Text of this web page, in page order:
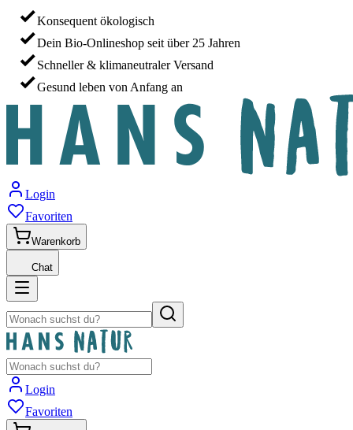
Konsequent ökologisch
Dein Bio-Onlineshop seit über 25 Jahren
Schneller & klimaneutraler Versand
Gesund leben von Anfang an
Login
Favoriten
Warenkorb
Chat
Login
Favoriten